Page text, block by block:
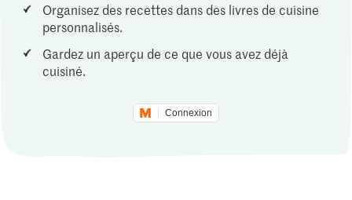
Organisez des recettes dans des livres de cuisine
personnalisés.
Gardez un aperçu de ce que vous avez déjà
cuisiné.
Connexion